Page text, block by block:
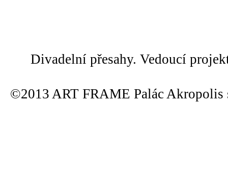
Divadelní přesahy. Vedoucí
©2013 ART FRAME Palác Akropolis